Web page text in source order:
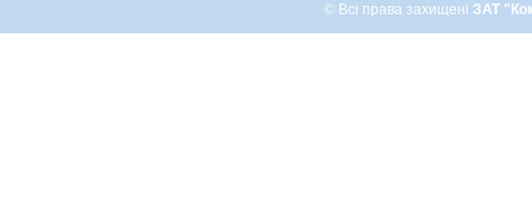
© Всі права захищені ЗАТ